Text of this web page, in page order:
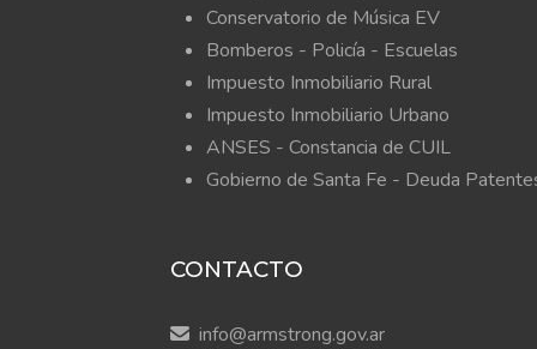
Conservatorio de Música EV
Bomberos - Policía - Escuelas
Impuesto Inmobiliario Rural
Impuesto Inmobiliario Urbano
ANSES - Constancia de CUIL
Gobierno de Santa Fe - Deuda
CONTACTO
info@armstrong.gov.ar